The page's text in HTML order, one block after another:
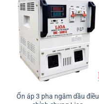
Ổn áp 3 pha ngâm dầu điều